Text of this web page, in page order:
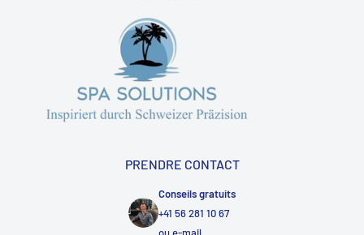
PRENDRE CONTACT
Conseils gratuits
+41 56 281 10 67
oue-mail